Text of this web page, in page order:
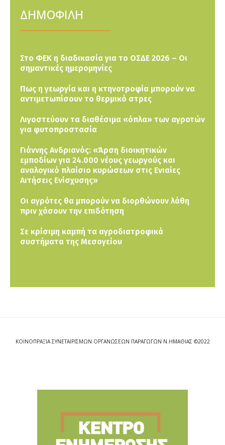
ΔΗΜΟΦΙΛΗ
Στο ΦΕΚ η διαδικασία για το ΟΣΔΕ 2026 – Οι
σημαντικές ημερομηνίες
Πως η γεωργία και η κτηνοτροφία μπορούν να
αντιμετωπίσουν το θερμικό στρες
Λιγοστεύουν τα διαθέσιμα «όπλα» των αγροτών
για φυτοπροστασία
Γιάννης Ανδριανός: «Άρση διοικητικών
εμποδίων για 24.000 νέους γεωργούς και
αναλογικό πλαίσιο κυρώσεων στις Ενιαίες
Αιτήσεις Ενίσχυσης»
Οι αγρότες θα μπορούν να διορθώνουν λάθη
πριν χάσουν την επιδότηση
Σε κρίσιμη καμπή τα αγροδιατροφικά
συστήματα της Μεσογείου
ΚΟΙΝΟΠΡΑΞΙΑ ΣΥΝΕΤΑΙΡΙΣΜΩΝ ΟΡΓΑΝΩΣΕΩΝ ΠΑΡΑΓΩΓΩΝ Ν.ΗΜΑΘΙΑΣ ©2022